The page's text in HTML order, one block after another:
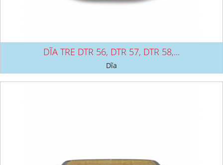
DĨA TRE DTR 56, DTR 57, DTR 58,...
Dĩa